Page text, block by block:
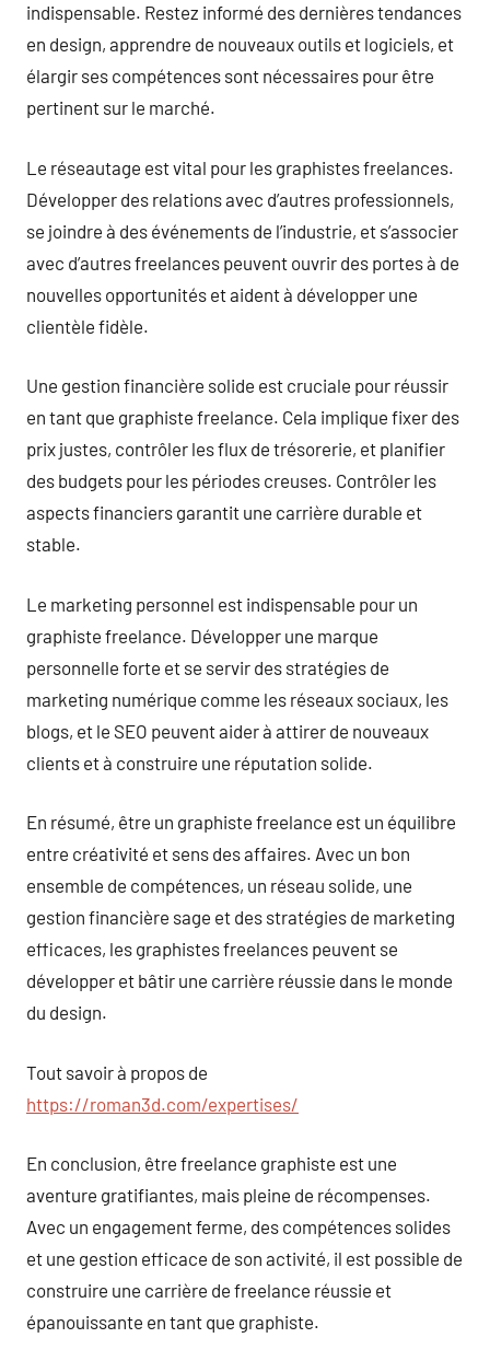
indispensable. Restez informé des dernières tendances
en design, apprendre de nouveaux outils et logiciels, et
élargir ses compétences sont nécessaires pour être
pertinent sur le marché.
Le réseautage est vital pour les graphistes freelances.
Développer des relations avec d’autres professionnels,
se joindre à des événements de l’industrie, et s’associer
avec d’autres freelances peuvent ouvrir des portes à de
nouvelles opportunités et aident à développer une
clientèle fidèle.
Une gestion financière solide est cruciale pour réussir
en tant que graphiste freelance. Cela implique fixer des
prix justes, contrôler les flux de trésorerie, et planifier
des budgets pour les périodes creuses. Contrôler les
aspects financiers garantit une carrière durable et
stable.
Le marketing personnel est indispensable pour un
graphiste freelance. Développer une marque
personnelle forte et se servir des stratégies de
marketing numérique comme les réseaux sociaux, les
blogs, et le SEO peuvent aider à attirer de nouveaux
clients et à construire une réputation solide.
En résumé, être un graphiste freelance est un équilibre
entre créativité et sens des affaires. Avec un bon
ensemble de compétences, un réseau solide, une
gestion financière sage et des stratégies de marketing
efficaces, les graphistes freelances peuvent se
développer et bâtir une carrière réussie dans le monde
du design.
Tout savoir à propos de
https://roman3d.com/expertises/
En conclusion, être freelance graphiste est une
aventure gratifiantes, mais pleine de récompenses.
Avec un engagement ferme, des compétences solides
et une gestion efficace de son activité, il est possible de
construire une carrière de freelance réussie et
épanouissante en tant que graphiste.